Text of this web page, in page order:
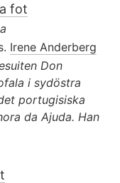
fot
Irene Anderberg
Don
i sydöstra
portugisiska
da Ajuda. Han